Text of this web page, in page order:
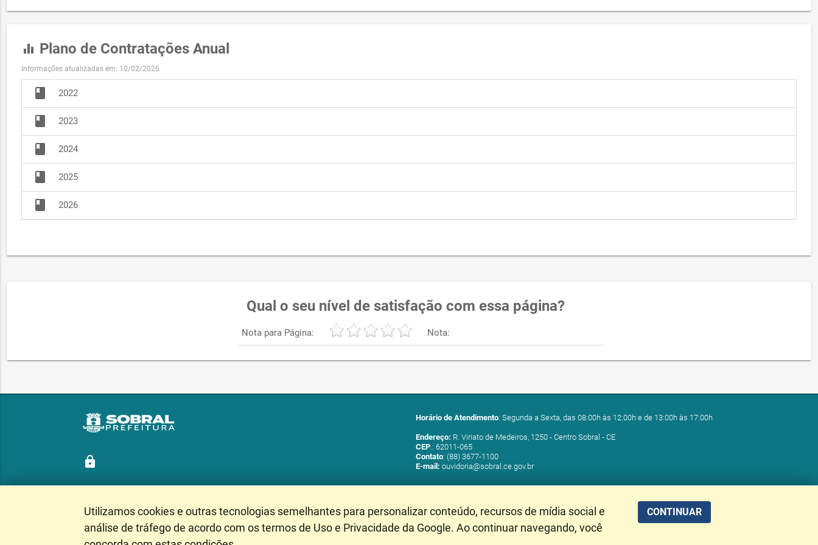
equalizer Plano de Contratações Anual
Informações atualizadas em: 10/02/2026
book 2022
book 2023
book 2024
book 2025
book 2026
Qual o seu nível de satisfação com essa página?
Nota para Página: Nota:
lock
Horário de Atendimento: Segunda a Sexta, das 08:00h às 12:00h e de 13:00h às 17:00h
Endereço: R. Viriato de Medeiros, 1250 - Centro Sobral - CE
CEP.: 62011-065
Contato: (88) 3677-1100
E-mail: ouvidoria@sobral.ce.gov.br
Siga nossas redes sociais
Utilizamos cookies e outras tecnologias semelhantes para personalizar conteúdo, recursos de mídia social e
análise de tráfego de acordo com os termos de Uso e Privacidade da Google. Ao continuar navegando, você
CONTINUAR